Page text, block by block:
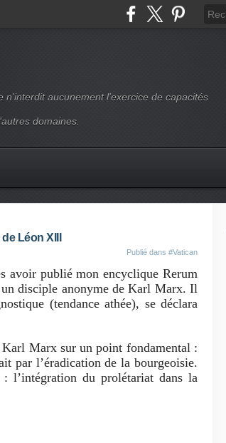
n'interdit aucunement l'exercice de capacités
domaines.
Léon XIII
Publié dans #Vatican
avoir publié mon encyclique Rerum
disciple anonyme de Karl Marx. Il
(tendance athée), se déclara
Marx sur un point fondamental :
par l’éradication de la bourgeoisie.
l’intégration du prolétariat dans la